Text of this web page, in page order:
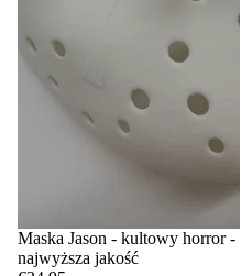
Maska Jason - kultowy horror -
najwyższa jakość